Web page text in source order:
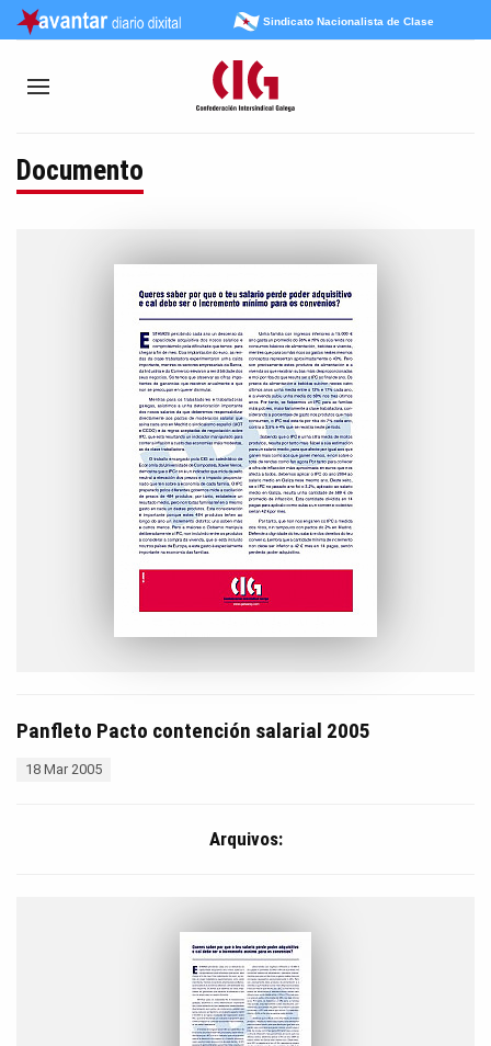
Sindicato Nacionalista de Clase
Documento
Panfleto Pacto contención salarial 2005
18 Mar 2005
Arquivos: